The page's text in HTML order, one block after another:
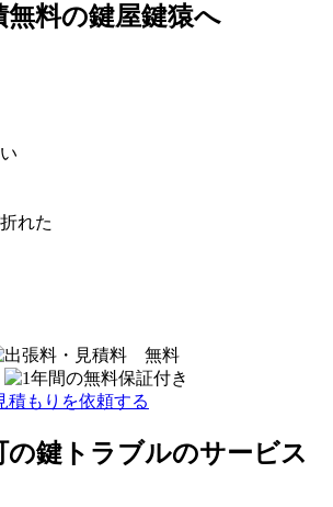
無料の鍵屋鍵猿へ
れた
の鍵トラブルのサービス